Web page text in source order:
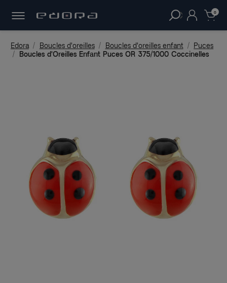
clear 0
Edora Boucles d'oreilles Boucles d'oreilles enfant
Puces
Boucles d'Oreilles Enfant Puces OR 375/1000 Coccinelles